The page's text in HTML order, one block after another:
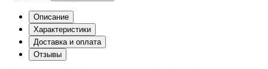
Описание
Характеристики
Доставка и оплата
Отзывы